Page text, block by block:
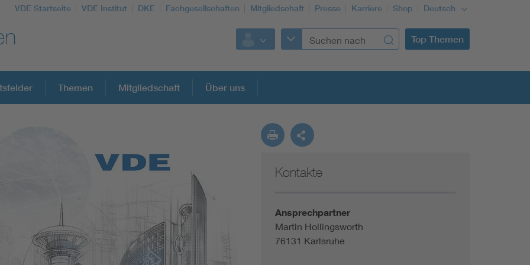
VDE Startseite VDE Institut DKE Fachgesellschaften Mitgliedschaft Presse Karriere Shop Deutsch
Top Themen
Electromobility
Energy efficiency
Building Services Engineering
Information and communications technology ICT
Education + profession
Themen Mitgliedschaft Über uns
Kontakte
Ansprechpartner
Martin Hollingsworth
76131 Karlsruhe